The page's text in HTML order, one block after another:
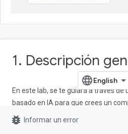
1. Descripción
En este lab, se te guiará a través
basado en IA para que crees un
Gmail desde cero. Usarás la
potente entorno de desarrollo local,
bug_report Informar un error